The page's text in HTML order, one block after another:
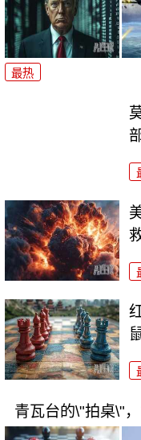
最热
青瓦台的\"拍桌\"